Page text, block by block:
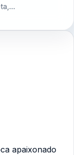
apaixonado